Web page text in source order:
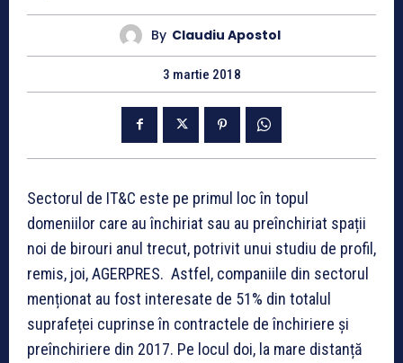
By Claudiu Apostol
3 martie 2018
Sectorul de IT&C este pe primul loc în topul
domeniilor care au închiriat sau au preînchiriat spații
noi de birouri anul trecut, potrivit unui studiu de profil,
remis, joi, AGERPRES. Astfel, companiile din sectorul
menționat au fost interesate de 51% din totalul
suprafeței cuprinse în contractele de închiriere și
preînchiriere din 2017. Pe locul doi, la mare distanță